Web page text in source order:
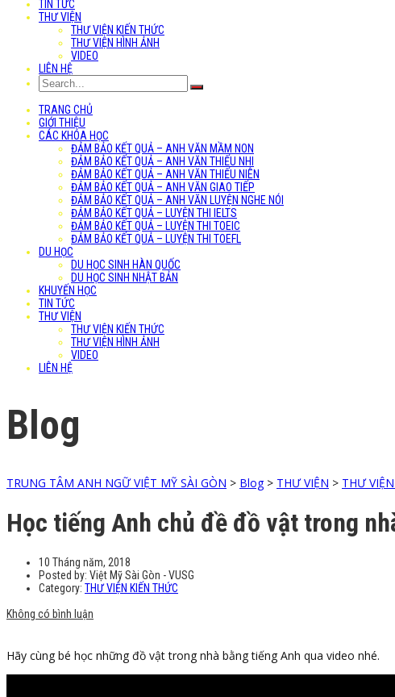
TIN TỨC
THƯ VIỆN
THƯ VIỆN KIẾN THỨC
THƯ VIỆN HÌNH ẢNH
VIDEO
LIÊN HỆ
TRANG CHỦ
GIỚI THIỆU
CÁC KHÓA HỌC
ĐẢM BẢO KẾT QUẢ – ANH VĂN MẦM NON
ĐẢM BẢO KẾT QUẢ – ANH VĂN THIẾU NHI
ĐẢM BẢO KẾT QUẢ – ANH VĂN THIẾU NIÊN
ĐẢM BẢO KẾT QUẢ – ANH VĂN GIAO TIẾP
ĐẢM BẢO KẾT QUẢ – ANH VĂN LUYỆN NGHE NÓI
ĐẢM BẢO KẾT QUẢ – LUYỆN THI IELTS
ĐẢM BẢO KẾT QUẢ – LUYỆN THI TOEIC
ĐẢM BẢO KẾT QUẢ – LUYỆN THI TOEFL
DU HỌC
DU HỌC SINH HÀN QUỐC
DU HỌC SINH NHẬT BẢN
KHUYẾN HỌC
TIN TỨC
THƯ VIỆN
THƯ VIỆN KIẾN THỨC
THƯ VIỆN HÌNH ẢNH
VIDEO
LIÊN HỆ
Blog
TRUNG TÂM ANH NGỮ VIỆT MỸ SÀI GÒN > Blog> THƯ VIỆN > THƯ
Học tiếng Anh chủ đề đồ vật trong
10 Tháng năm, 2018
Posted by: Việt Mỹ Sài Gòn - VUSG
Category: THƯ VIỆN KIẾN THỨC
Không có bình luận
Hãy cùng bé học những đồ vật trong nhà bằng tiếng Anh qua video nhé.